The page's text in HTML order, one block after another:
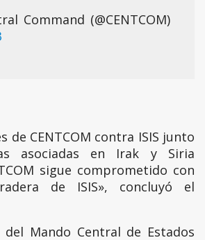
Command (@CENTCOM)
de CENTCOM contra ISIS junto
asociadas en Irak y Siria
sigue comprometido con
de ISIS», concluyó el
Mando Central de Estados